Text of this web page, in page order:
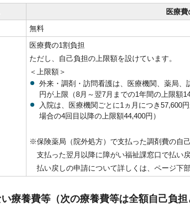
医療
無料
医療費の1割負担
ただし、自己負担の上限額を設けています。
＜上限額＞
外来・調剤・訪問看護は、医療機関、薬局
円が上限（8月～翌7月までの1年間の上限額
入院は、医療機関ごとに1ヵ月につき57,600
場合の4回目以降の上限額44,400円）
※保険薬局（院外処方）で支払った調剤費の自
支払った翌月以降に障がい福祉課窓口で払い
払い戻しの申請について詳しくは、ページ下
療養費等（次の療養費等は全額自己負担